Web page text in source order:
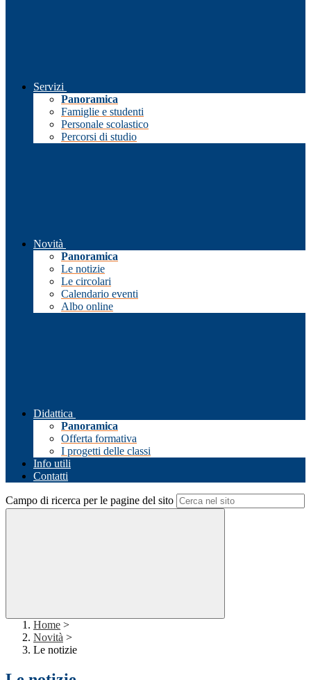
Servizi
Panoramica
Famiglie e studenti
Personale scolastico
Percorsi di studio
Novità
Panoramica
Le notizie
Le circolari
Calendario eventi
Albo online
Didattica
Panoramica
Offerta formativa
I progetti delle classi
Info utili
Contatti
Campo di ricerca per le pagine del sito
Home >
Novità >
Le notizie